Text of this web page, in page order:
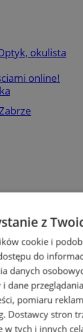
okulista
online!
z
cookie i
do
danych
dane
pomiaru
Dostawcy stron
w tych i innych